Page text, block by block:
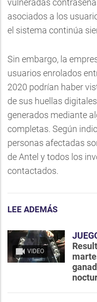
asociados a los
el sistema continúa
Sin embargo, la
usuarios enrolados
2020 podrían haber
de sus huellas
generados mediante
completas. Según
personas afectadas
de Antel y todos los
contactados.
LEE ADEMÁS
VIDEO